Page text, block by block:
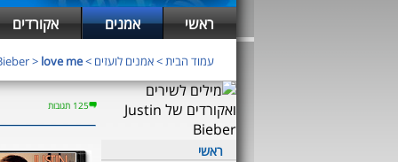
ראשי אמנים אקורדים
עמוד הבית>אמנים לועזים >
> love me
ראשי
125 תגובות